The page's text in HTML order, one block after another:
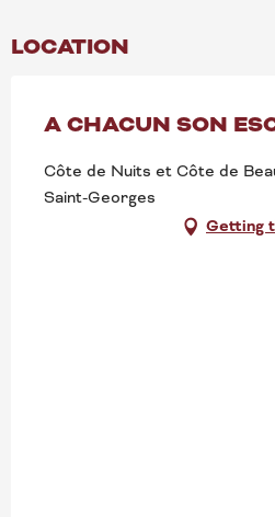
LOCATION
A CHACUN SON
Côte de Nuits et Côte de
Saint-Georges
Getting